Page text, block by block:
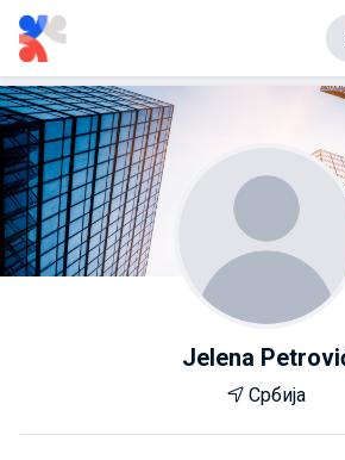
Jelena
Србија